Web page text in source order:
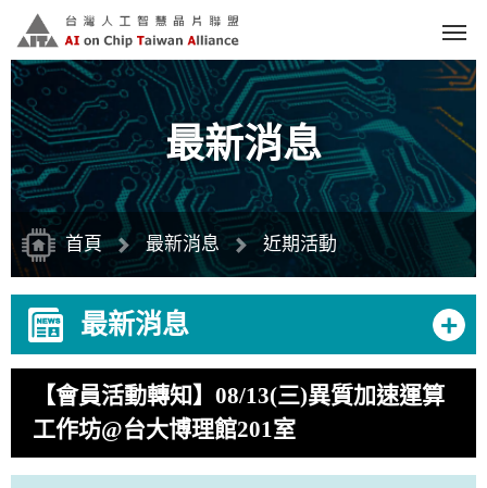
最新消息
首頁 最新消息 近期活動
最新消息 +
【會員活動轉知】08/13(三)異質加速運算
工作坊@台大博理館201室